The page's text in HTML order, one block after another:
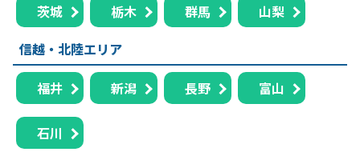
茨城 栃木 群馬
山梨
信越・北陸エリア
福井 新潟 長野 富山
石川